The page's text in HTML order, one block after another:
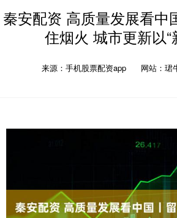
秦安配资 高质量发展看中
住烟火 城市更新以“
来源：手机股票配资app 网站：珺